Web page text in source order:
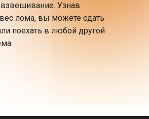
взвешивание. Узнав
лома, вы можете сдать
поехать в любой другой